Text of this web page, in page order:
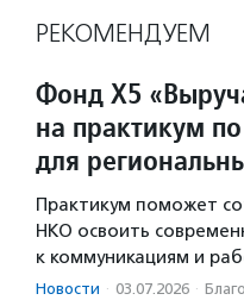
РЕКОМЕНДУЕМ
Фонд Х5
на практикум
для
Практикум поможет
НКО освоить
к коммуникациям и
Новости · 03.07.2026 ·